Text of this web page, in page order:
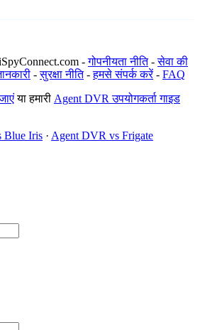
-गोपनीयता नीति-सेवा की
-सुरक्षा नीति-हमसे संपर्क करें- FAQ
या हमारी Agent DVR उपयोगकर्ता गाइड
Blue Iris · Agent DVR vs Frigate